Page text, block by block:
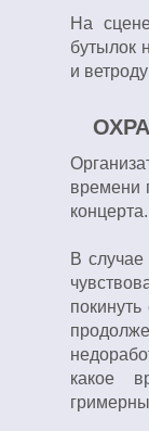
На
бутылок
и
времени
концерта.
В случае
какое